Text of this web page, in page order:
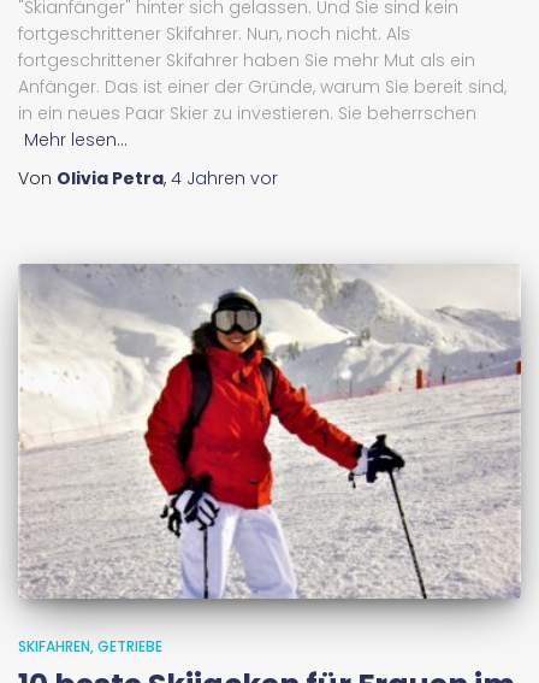
"Skianfänger" hinter sich gelassen. Und Sie sind kein
fortgeschrittener Skifahrer. Nun, noch nicht. Als
fortgeschrittener Skifahrer haben Sie mehr Mut als ein
Anfänger. Das ist einer der Gründe, warum Sie bereit sind,
in ein neues Paar Skier zu investieren. Sie beherrschen
Mehr lesen...
Von Olivia Petra, 4 Jahren vor
SKIFAHREN GETRIEBE